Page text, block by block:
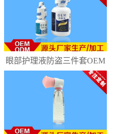
218
眼部护理液防盗三件套OEM